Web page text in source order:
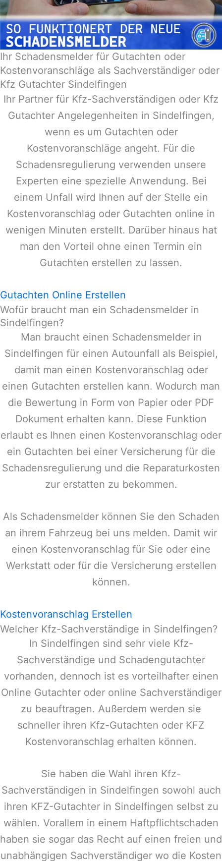
Ihr Schadensmelder für Gutachten oder
Kostenvoranschläge als Sachverständiger oder
Kfz Gutachter Sindelfingen
Ihr Partner für Kfz-Sachverständigen oder Kfz
Gutachter Angelegenheiten in Sindelfingen,
wenn es um Gutachten oder
Kostenvoranschläge angeht. Für die
Schadensregulierung verwenden unsere
Experten eine spezielle Anwendung. Bei
einem Unfall wird Ihnen auf der Stelle ein
Kostenvoranschlag oder Gutachten online in
wenigen Minuten erstellt. Darüber hinaus hat
man den Vorteil ohne einen Termin ein
Gutachten erstellen zu lassen.
Gutachten Online Erstellen
Wofür braucht man ein Schadensmelder in
Sindelfingen?
Man braucht einen Schadensmelder in
Sindelfingen für einen Autounfall als Beispiel,
damit man einen Kostenvoranschlag oder
einen Gutachten erstellen kann. Wodurch man
die Bewertung in Form von Papier oder PDF
Dokument erhalten kann. Diese Funktion
erlaubt es Ihnen einen Kostenvoranschlag oder
ein Gutachten bei einer Versicherung für die
Schadensregulierung und die Reparaturkosten
zur erstatten zu bekommen.
Als Schadensmelder können Sie den Schaden
an ihrem Fahrzeug bei uns melden. Damit wir
einen Kostenvoranschlag für Sie oder eine
Werkstatt oder für die Versicherung erstellen
können.
Kostenvoranschlag Erstellen
Welcher Kfz-Sachverständige in Sindelfingen?
In Sindelfingen sind sehr viele Kfz-
Sachverständige und Schadengutachter
vorhanden, dennoch ist es vorteilhafter einen
Online Gutachter oder online Sachverständiger
zu beauftragen. Außerdem werden sie
schneller ihren Kfz-Gutachten oder KFZ
Kostenvoranschlag erhalten können.
Sie haben die Wahl ihren Kfz-
Sachverständigen in Sindelfingen sowohl auch
ihren KFZ-Gutachter in Sindelfingen selbst zu
wählen. Vorallem in einem Haftpflichtschaden
haben sie sogar das Recht auf einen freien und
unabhängigen Sachverständiger wo die Kosten